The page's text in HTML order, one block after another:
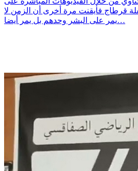
قرطاج فأيقنت مرة أخرى أن الزمن لا
يمر على البشر وحدهم بل يمر أيضا…